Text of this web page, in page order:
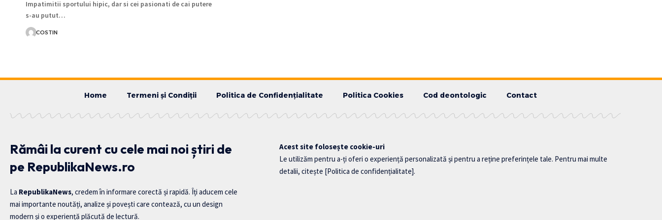
Impatimitii sportului hipic, dar si cei pasionati de cai putere
s-au putut…
COSTIN
Home Termeni și Condiții Politica de Confidențialitate Politica Cookies Cod deontologic Contact
Rămâi la curent cu cele mai noi știri de
pe RepublikaNews.ro
La RepublikaNews, credem în informare corectă și rapidă. Îți aducem cele
mai importante noutăți, analize și povești care contează, cu un design
modern și o experiență plăcută de lectură.
Acest site folosește cookie-uri
Le utilizăm pentru a-ți oferi o experiență personalizată și pentru a reține preferințele tale. Pentru mai multe
detalii, citește [Politica de confidențialitate].